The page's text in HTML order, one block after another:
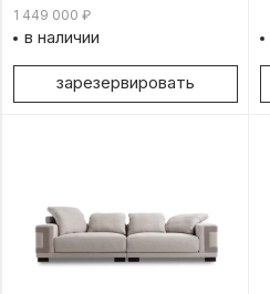
1 449 000 ₽
в наличии
зарезервировать